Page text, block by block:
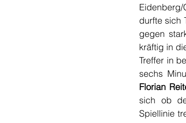
durfte sich
gegen
kräftig in
Treffer in
Florian
sich ob
Spiellinie